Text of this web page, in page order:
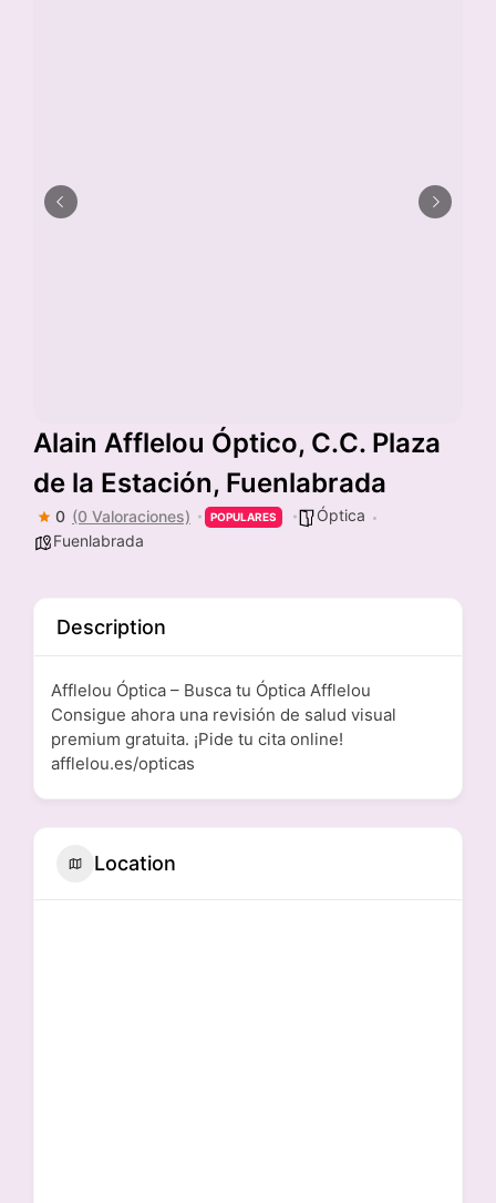
Alain Afflelou Óptico, C.C. Plaza
de la Estación, Fuenlabrada
0 (0 Valoraciones) POPULARES
Óptica
Fuenlabrada
Description
Afflelou Óptica – Busca tu Óptica Afflelou
Consigue ahora una revisión de salud visual
premium gratuita. ¡Pide tu cita online!
afflelou.es/opticas
Location